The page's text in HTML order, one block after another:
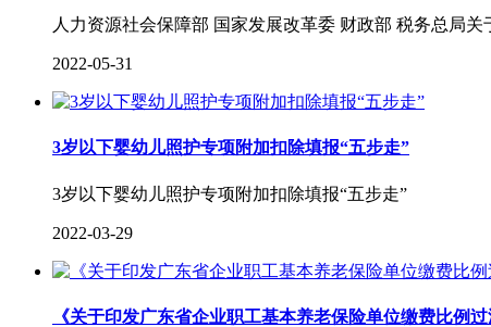
人力资源社会保障部 国家发展改革委 财政部 税务总局
2022-05-31
3岁以下婴幼儿照护专项附加扣除填报“五步走”
3岁以下婴幼儿照护专项附加扣除填报“五步走”
2022-03-29
《关于印发广东省企业职工基本养老保险单位缴费比例